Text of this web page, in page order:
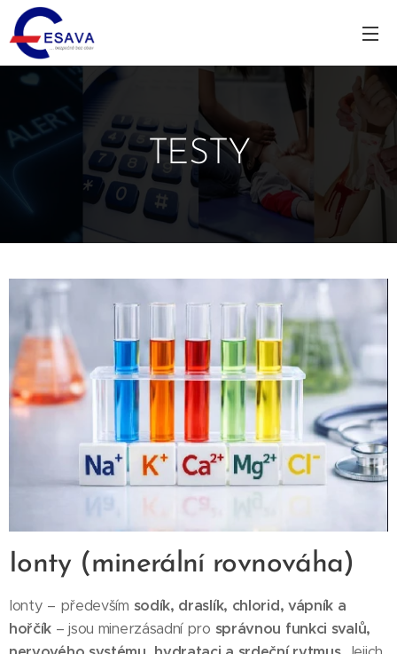
TESTY
Ionty (minerální rovnováha)
Ionty – především sodík, draslík, chlorid, vápník a
hořčík – jsou minerzásadní pro správnou funkci svalů,